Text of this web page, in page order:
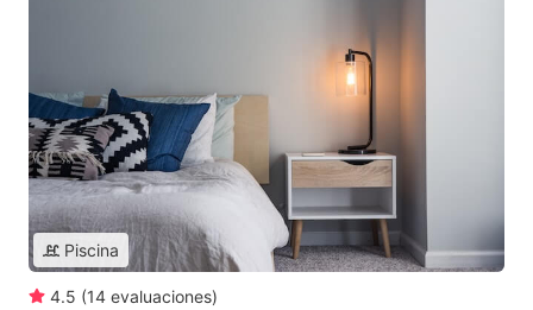
Piscina
4.5 (14 evaluaciones)